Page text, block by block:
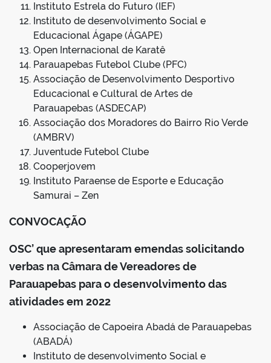
Instituto Estrela do Futuro (IEF)
Instituto de desenvolvimento Social e
Educacional Ágape (ÁGAPE)
Open Internacional de Karatê
Parauapebas Futebol Clube (PFC)
Associação de Desenvolvimento Desportivo
Educacional e Cultural de Artes de
Parauapebas (ASDECAP)
Associação dos Moradores do Bairro Rio Verde
(AMBRV)
Juventude Futebol Clube
Cooperjovem
Instituto Paraense de Esporte e Educação
Samurai – Zen
CONVOCAÇÃO
OSC’ que apresentaram emendas solicitando
verbas na Câmara de Vereadores de
Parauapebas para o desenvolvimento das
atividades em 2022
Associação de Capoeira Abadá de Parauapebas
(ABADÁ)
Instituto de desenvolvimento Social e